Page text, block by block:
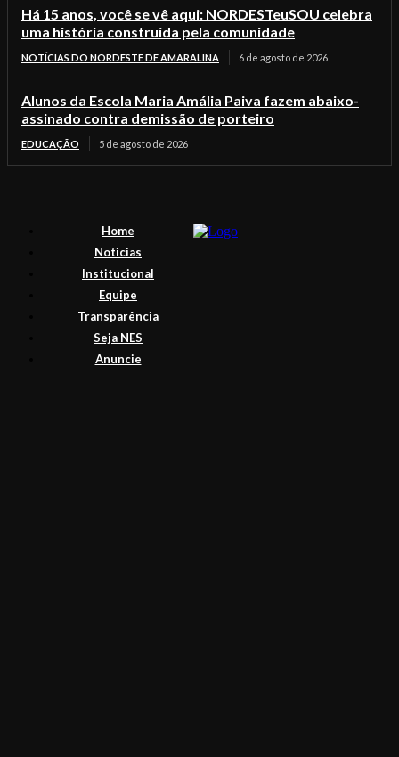
Há 15 anos, você se vê aqui: NORDESTeuSOU celebra
uma história construída pela comunidade
NOTÍCIAS DO NORDESTE DE AMARALINA 6 de agosto de 2026
Alunos da Escola Maria Amália Paiva fazem abaixo-
assinado contra demissão de porteiro
EDUCAÇÃO 5 de agosto de 2026
Home
Noticias
Institucional
Equipe
Transparência
Seja NES
Anuncie